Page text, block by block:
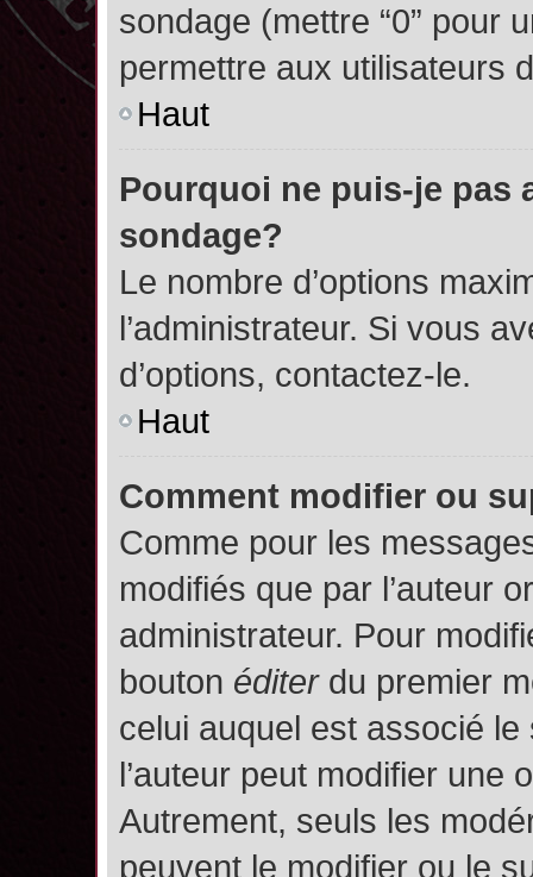
sondage (mettre “0” pour
permettre aux utilisateurs
Haut
Pourquoi ne puis-je pas
sondage?
Le nombre d’options
l’administrateur. Si vous
d’options, contactez-le.
Haut
Comment modifier ou
Comme pour les
modifiés que par l’auteur
administrateur. Pour
bouton éditerdu premier
celui auquel est associé le
l’auteur peut modifier une
Autrement, seuls les
peuvent le modifier ou le